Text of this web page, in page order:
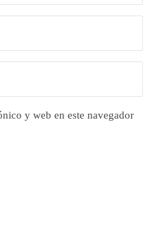
y web en este navegador